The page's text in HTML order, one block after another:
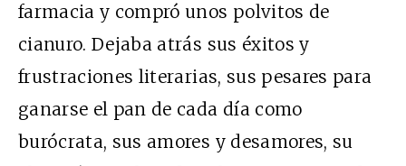
farmacia y compró unos polvitos de
cianuro. Dejaba atrás sus éxitos y
frustraciones literarias, sus pesares para
ganarse el pan de cada día como
burócrata, sus amores y desamores, su